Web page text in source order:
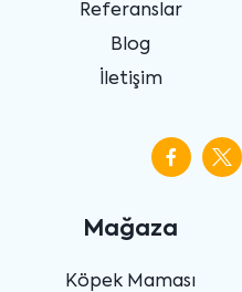
Referanslar
Blog
İletişim
Mağaza
Köpek Maması